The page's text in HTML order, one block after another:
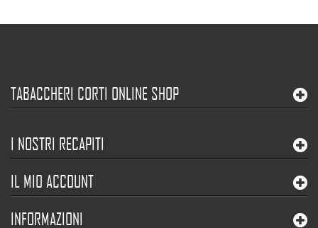
TABACCHERI CORTI ONLINE SHOP
I NOSTRI RECAPITI
IL MIO ACCOUNT
INFORMAZIONI